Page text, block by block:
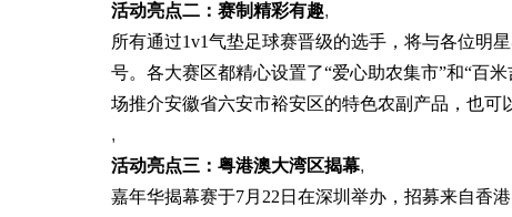
活动亮点二：赛制精彩有趣,
所有通过1v1气垫足球赛晋级的选手，将与各位明
号。各大赛区都精心设置了“爱心助农集市”和“百
场推介安徽省六安市裕安区的特色农副产品，也可
,
活动亮点三：粤港澳大湾区揭幕,
嘉年华揭幕赛于7月22日在深圳举办，招募来自香